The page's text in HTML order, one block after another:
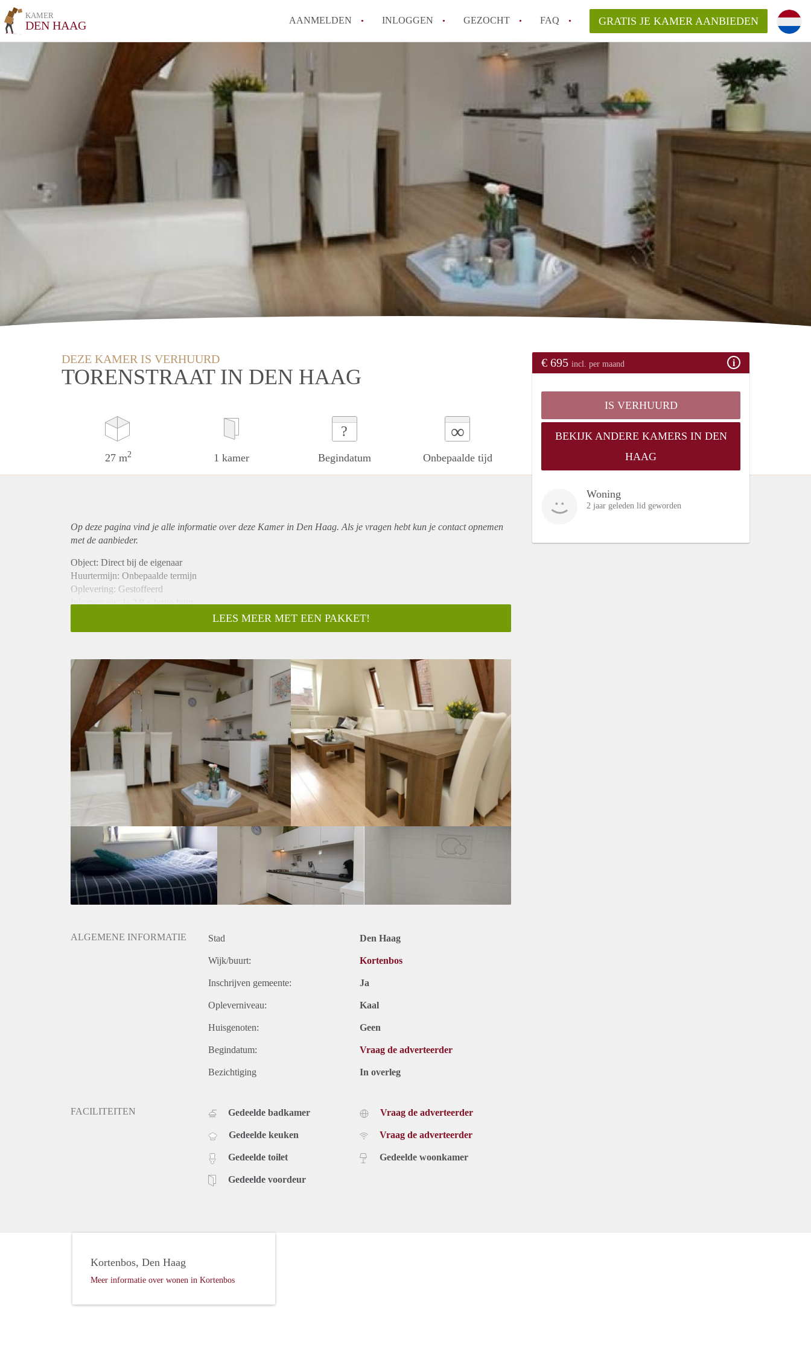
KAMER
DEN HAAG AANMELDEN INLOGGEN GEZOCHT FAQ
How to translate KamerDenHaag!
Hoeveel kost het om te reageren op een Kamer in Den Haag?
Wat is de privacyverklaring van KamerDenHaag?
Berekent KamerDenHaag makelaarsvergoeding/bemiddelingsvergoeding?
GRATIS JE KAMER AANBIEDEN
DEZE KAMER IS VERHUURD
TORENSTRAAT IN DEN HAAG
27 m2 1 kamer
?
Begindatum
∞
Onbepaalde tijd
€ 695 incl. per maand
IS VERHUURD
BEKIJK ANDERE KAMERS IN DEN
HAAG
Woning
2 jaar geleden lid geworden
Op deze pagina vind je alle informatie over deze Kamer in Den Haag. Als je vragen hebt kun je contact opnemen
met de aanbieder.
Object: Direct bij de eigenaar
Huurtermijn: Onbepaalde termijn
Oplevering: Gestoffeerd
Inkomen eis: Ja 2,9 x bruto huur
Borg: 1 maand
Gedeelde keuken: Nee
Gedeelde Douche: Nee
Gedeelde woonkamer: Nee
Huisgenoten: Nee
Geslacht huisgenoten: N.v.t.
LEES MEER MET EEN PAKKET!
ALGEMENE INFORMATIE Stad Den Haag
Wijk/buurt: Kortenbos
Inschrijven gemeente: Ja
Opleverniveau: Kaal
Huisgenoten: Geen
Begindatum: Vraag de adverteerder
Bezichtiging In overleg
FACILITEITEN Gedeelde badkamer
Gedeelde keuken
Gedeelde toilet
Gedeelde voordeur
Vraag de adverteerder
Vraag de adverteerder
Gedeelde woonkamer
Kortenbos, Den Haag
Meer informatie over wonen in Kortenbos